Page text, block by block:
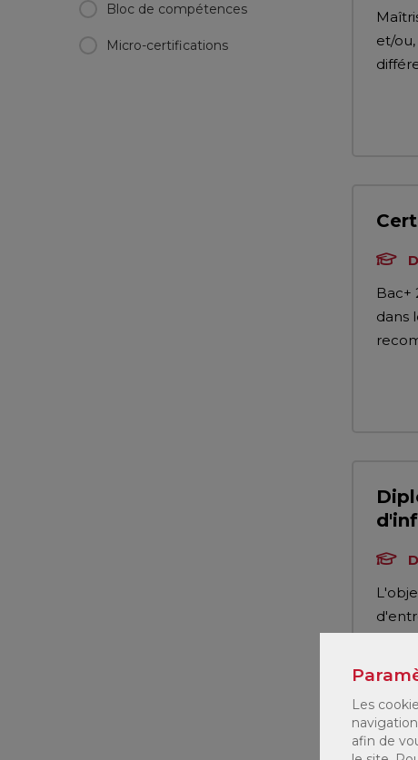
Bloc de compétences
Micro-certifications
et/
Bac+
dans
Les
afin de